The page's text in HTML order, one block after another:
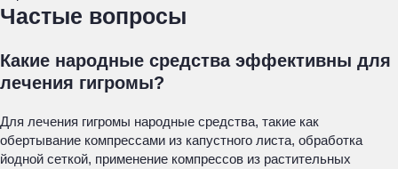
Частые вопросы
Какие народные средства эффективны для
лечения гигромы?
Для лечения гигромы народные средства, такие как
обертывание компрессами из капустного листа, обработка
йодной сеткой, применение компрессов из растительных